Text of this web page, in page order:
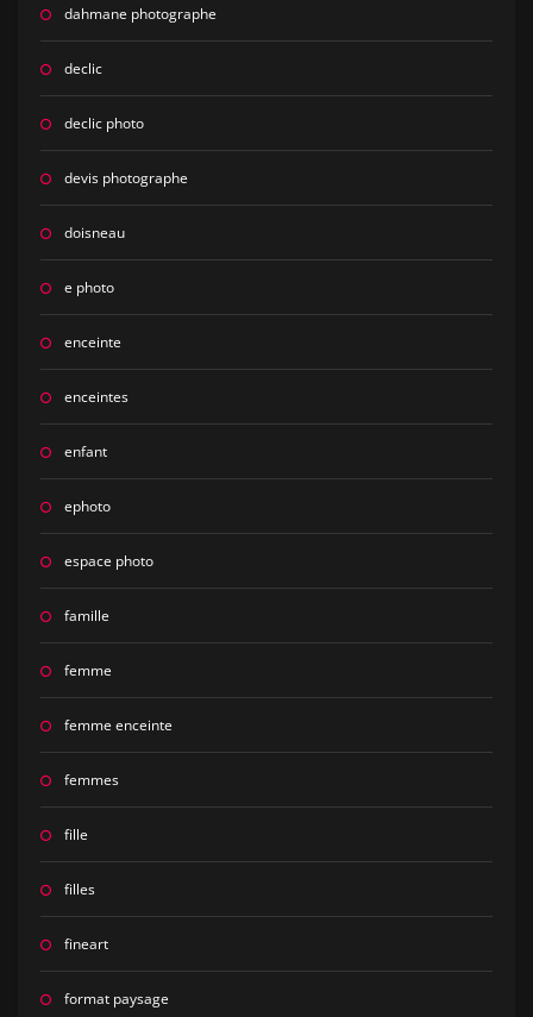
dahmane photographe
declic
declic photo
devis photographe
doisneau
e photo
enceinte
enceintes
enfant
ephoto
espace photo
famille
femme
femme enceinte
femmes
fille
filles
fineart
format paysage